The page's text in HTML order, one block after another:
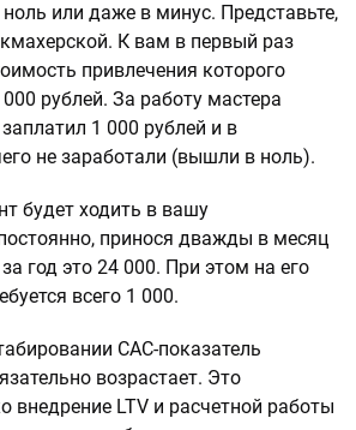
или даже в минус. Представьте,
К вам в первый раз
привлечения которого
рублей. За работу мастера
1 000 рублей и в
не заработали (вышли в ноль).
будет ходить в вашу
принося дважды в месяц
год это 24 000. При этом на его
всего 1 000.
САС-показатель
возрастает. Это
внедрение LTV и расчетной работы